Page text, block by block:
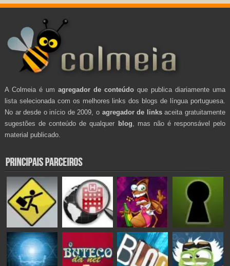
A Colmeia é um agregador de conteúdo que publica diariamente uma
lista selecionada com os melhores links dos blogs de língua portuguesa.
No ar desde o início de 2009, o agregador de linksaceita gratuitamente
sugestões de conteúdo de qualquer blog , mas não é responsável pelo
material publicado.